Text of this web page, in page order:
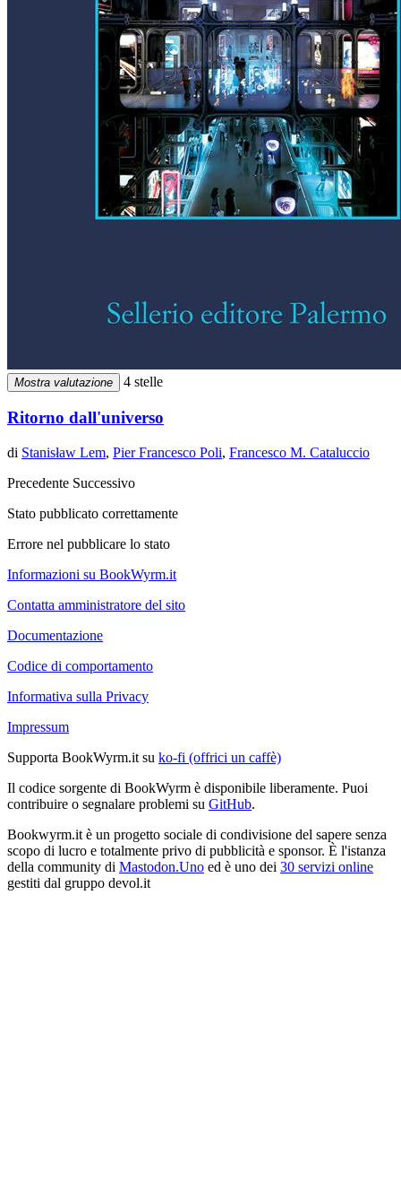
Mostra valutazione 4 stelle
Ritorno dall'universo
di Stanisław Lem, Pier Francesco Poli, Francesco M. Cataluccio
Precedente Successivo
Stato pubblicato correttamente
Errore nel pubblicare lo stato
Informazioni su BookWyrm.it
Contatta amministratore del sito
Documentazione
Codice di comportamento
Informativa sulla Privacy
Impressum
Supporta BookWyrm.it su ko-fi (offrici un caffè)
Il codice sorgente di BookWyrm è disponibile liberamente. Puoi
contribuire o segnalare problemi su GitHub.
Bookwyrm.it è un progetto sociale di condivisione del sapere senza
scopo di lucro e totalmente privo di pubblicità e sponsor. È l'istanza
della community di Mastodon.Uno ed è uno dei 30 servizi online
gestiti dal gruppo devol.it